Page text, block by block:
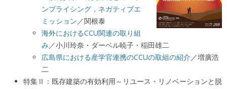
ンプライシング，ネガティブエ
ミッション／関根泰
海外におけるCCU関連の取り組
み／小川玲奈・ダーベル暁子・稲田雄二
広島県における産学官連携のCCUの取組の紹介／増廣浩
二
特集Ⅱ：既存建築の有効利用～リユース・リノベーションと脱